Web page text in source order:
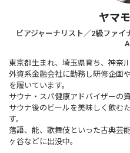
ヤマ
ビアジャーナリスト／2級ファ
東京都生まれ、埼玉県育ち、神奈川
外資系金融会社に勤務し研修企画
を履いています。
サウナ・スパ健康アドバイザーの
サウナ後のビールを美味しく飲む
す。
落語、能、歌舞伎といった古典芸
ヶ谷などに出没中。